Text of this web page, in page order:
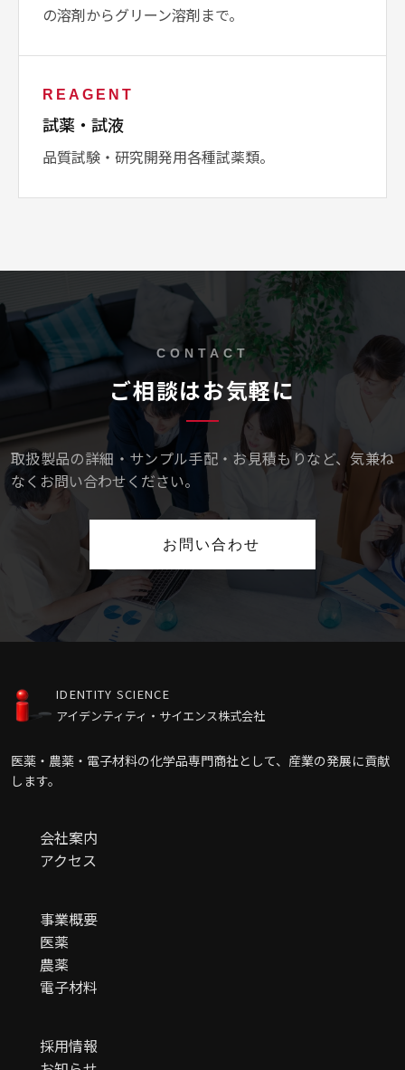
の溶剤からグリーン溶剤まで。
REAGENT
試薬・試液
品質試験・研究開発用各種試薬類。
CONTACT
ご相談はお気軽に
取扱製品の詳細・サンプル手配・お見積もりなど、気兼ね
なくお問い合わせください。
お問い合わせ
IDENTITY SCIENCE
アイデンティティ・サイエンス株式会社
医薬・農薬・電子材料の化学品専門商社として、産業の発展に貢献
します。
会社案内
アクセス
事業概要
医薬
農薬
電子材料
採用情報